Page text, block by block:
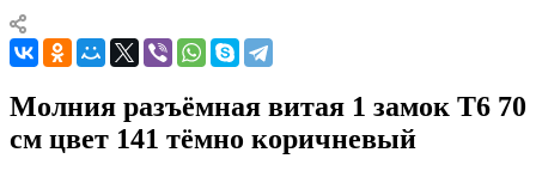
Молния разъёмная витая 1 замок Т6 70
см цвет 141 тёмно коричневый